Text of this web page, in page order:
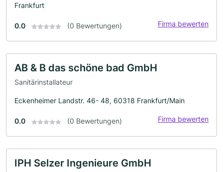
Frankfurt
0.0 (0 Bewertungen) Firma bewerten
AB & B das schöne bad GmbH
Sanitärinstallateur
Eckenheimer Landstr. 46- 48, 60318 Frankfurt/Main
0.0 (0 Bewertungen) Firma bewerten
IPH Selzer Ingenieure GmbH